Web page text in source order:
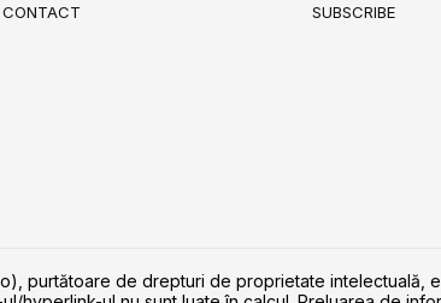
CONTACT
SUBSCRIBE
purtătoare de drepturi de proprietate intelectuală,